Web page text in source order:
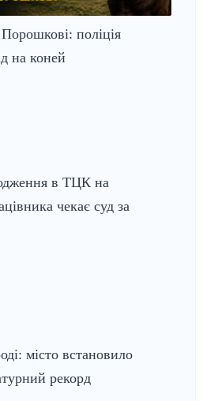
поліція
на коней
в ТЦК на
чекає суд за
місто встановило
рекорд